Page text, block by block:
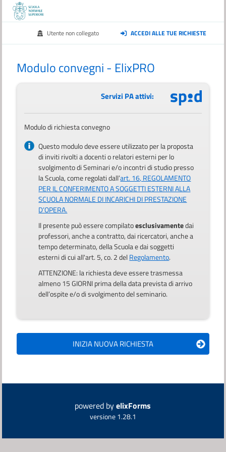
Utente non collegato ACCEDI ALLE TUE RICHIESTE
Modulo convegni - ElixPRO
Servizi PA attivi:
Modulo di richiesta convegno
Questo modulo deve essere utilizzato per la proposta
di inviti rivolti a docenti o relatori esterni per lo
svolgimento di Seminari e/o incontri di studio presso
la Scuola, come regolati dall’art. 16, REGOLAMENTO
PER IL CONFERIMENTO A SOGGETTI ESTERNI ALLA
SCUOLA NORMALE DI INCARICHI DI PRESTAZIONE
D’OPERA.
Il presente può essere compilatoesclusivamentedai
professori, anche a contratto, dai ricercatori, anche a
tempo determinato, della Scuola e dai soggetti
esterni di cui all'art. 5, co. 2 delRegolamento.
ATTENZIONE: la richiesta deve essere trasmessa
almeno 15 GIORNI prima della data prevista di arrivo
dell’ospite e/o di svolgimento del seminario.
powered byelixForms
versione 1.28.1